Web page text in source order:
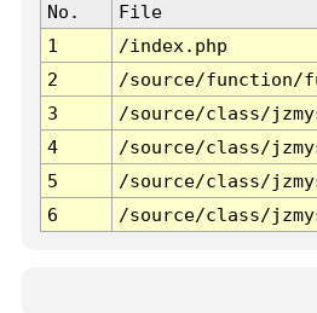
No. File
1
/index.php
2
/source/function/
3
/source/class/
4
/source/class/
5
/source/class/
6
/source/class/